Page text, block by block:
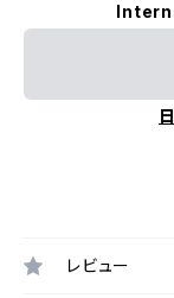
レビュー